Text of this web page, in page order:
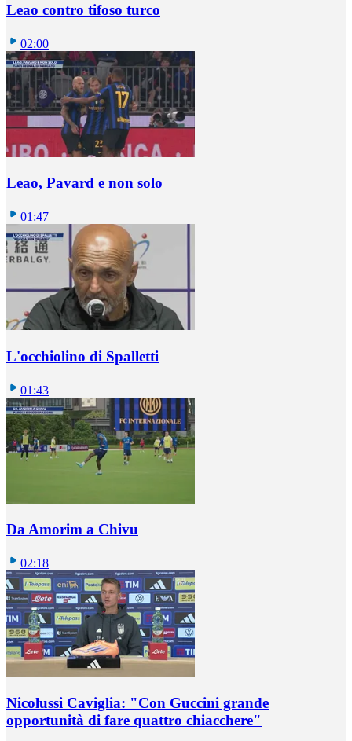
Leao contro tifoso turco
02:00
Leao, Pavard e non solo
01:47
L'occhiolino di Spalletti
01:43
Da Amorim a Chivu
02:18
Nicolussi Caviglia: "Con Guccini grande
opportunità di fare quattro chiacchere"